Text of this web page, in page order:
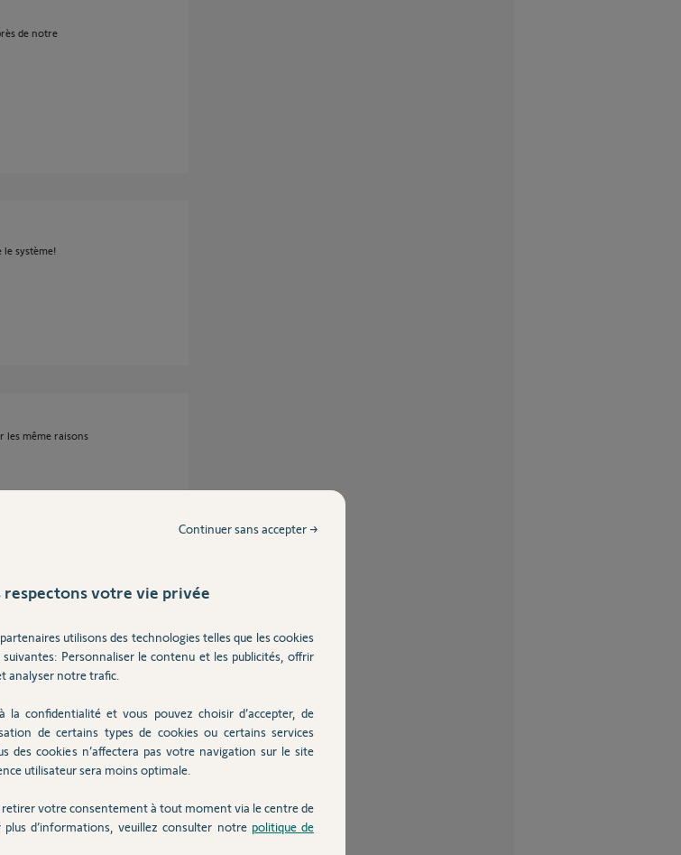
de notre
système!
les même raisons
produits
c'est un sujet,
lorsqu'on
pas de
reçoit, c'est
est évident (vos
simple à réaliser.
respectons votre vie privée
utilisons des technologies telles que les cookies
Personnaliser le contenu et les publicités, offrir
analyser notre trafic.
confidentialité et vous pouvez choisir d’accepter, de
de certains types de cookies ou certains services
des cookies n’affectera pas votre navigation sur le site
utilisateur sera moins optimale.
retirer votre consentement à tout moment via le centre de
plus d’informations, veuillez consulter notre politique de
Continuer sans accepter →